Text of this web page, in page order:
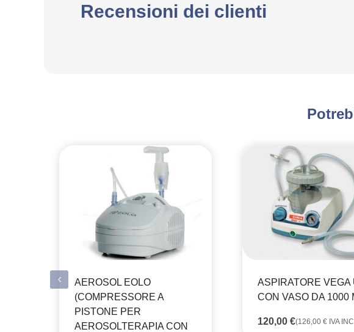
Recensioni dei clienti
AEROSOL EOLO
(COMPRESSORE A
PISTONE PER
AEROSOLTERAPIA CON
ASPIRATORE VEGA
CON VASO DA 1000
120,00 €(126,00 € IVA